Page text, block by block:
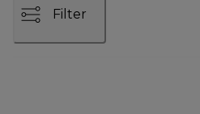
Filter